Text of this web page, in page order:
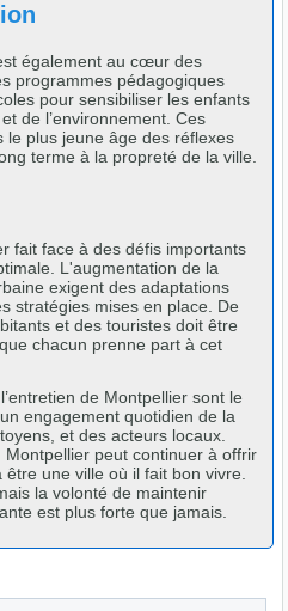
également au cœur des
programmes pédagogiques
pour sensibiliser les enfants
de l’environnement. Ces
le plus jeune âge des réflexes
terme à la propreté de la ville.
fait face à des défis importants
L'augmentation de la
exigent des adaptations
stratégies mises en place. De
et des touristes doit être
chacun prenne part à cet
de Montpellier sont le
engagement quotidien de la
et des acteurs locaux.
peut continuer à offrir
une ville où il fait bon vivre.
la volonté de maintenir
est plus forte que jamais.